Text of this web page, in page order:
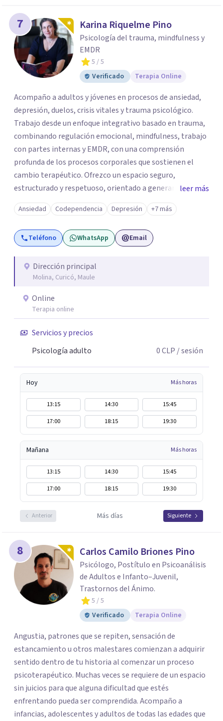
7 Karina Riquelme Pino
Psicología del trauma, mindfulness y
EMDR
5 / 5
Verificado
Terapia Online
Acompaño a adultos y jóvenes en procesos de ansiedad,
depresión, duelos, crisis vitales y trauma psicológico.
Trabajo desde un enfoque integrativo basado en trauma,
combinando regulación emocional, mindfulness, trabajo
con partes internas y EMDR, con una comprensión
profunda de los procesos corporales que sostienen el
cambio terapéutico. Ofrezco un espacio seguro,
estructurado y respetuoso, orientado a generar
estabilidad, alivio sintomático y transformación
profunda, avanzando a un ritmo acorde a la historia y
necesidades de cada persona. Si buscas un
acompañamiento profesional, humano y comprometido
honor acompañarte.
leer más
Ansiedad Codependencia Depresión +7 más
Teléfono WhatsApp Email
Dirección principal
Molina, Curicó, Maule
Online
Terapia online
Servicios y precios
Psicología adulto
0CLP / sesión
Hoy Más horas
13:15 14:30
15:45
17:00
18:15 19:30
Mañana Más horas
13:15 14:30
15:45
17:00
18:15 19:30
Anterior Más días Siguiente
8 Carlos Camilo Briones Pino
Psicólogo, Postítulo en Psicoanálisis
de Adultos e Infanto–Juvenil,
Trastornos del Ánimo.
5 / 5
Verificado
Terapia Online
Angustia, patrones que se repiten, sensación de
estancamiento u otros malestares comienzan a adquirir
sentido dentro de tu historia al comenzar un proceso
psicoterapéutico. Muchas veces se requiere de un espacio
sin juicios para que alguna dificultad que estés
enfrentando pueda ser comprendida. Acompaño a
infancias, adolescentes y adultos de todas las edades que